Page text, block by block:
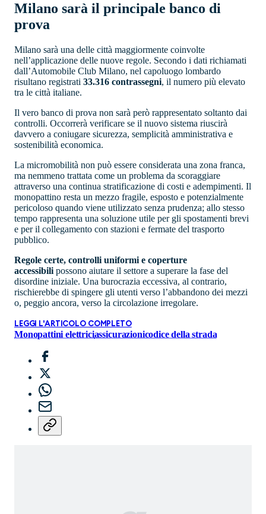
Milano sarà il principale banco di
prova
Milano sarà una delle città maggiormente coinvolte
nell’applicazione delle nuove regole. Secondo i dati richiamati
dall’Automobile Club Milano, nel capoluogo lombardo
risultano registrati 33.316 contrassegni, il numero più elevato
tra le città italiane.
Il vero banco di prova non sarà però rappresentato soltanto dai
controlli. Occorrerà verificare se il nuovo sistema riuscirà
davvero a coniugare sicurezza, semplicità amministrativa e
sostenibilità economica.
La micromobilità non può essere considerata una zona franca,
ma nemmeno trattata come un problema da scoraggiare
attraverso una continua stratificazione di costi e adempimenti. Il
monopattino resta un mezzo fragile, esposto e potenzialmente
pericoloso quando viene utilizzato senza prudenza; allo stesso
tempo rappresenta una soluzione utile per gli spostamenti brevi
e per il collegamento con stazioni e fermate del trasporto
pubblico.
Regole certe, controlli uniformi e coperture
accessibili possono aiutare il settore a superare la fase del
disordine iniziale. Una burocrazia eccessiva, al contrario,
rischierebbe di spingere gli utenti verso l’abbandono dei mezzi
o, peggio ancora, verso la circolazione irregolare.
LEGGI L'ARTICOLO COMPLETO
Monopattini elettriciassicurazionicodice della strada